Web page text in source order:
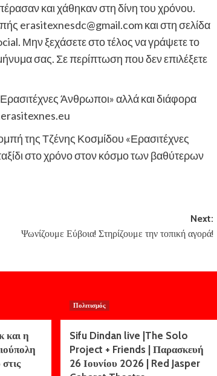
και χάθηκαν στη δίνη του χρόνου.
erasitexnesdc@gmail.com και στη σελίδα
Μην ξεχάσετε στο τέλος να γράψετε το
σας. Σε περίπτωση που δεν επιλέξετε
Άνθρωποι» αλλά και διάφορα
της Τζένης Κοσμίδου «Ερασιτέχνες
στο χρόνο στον κόσμο των βαθύτερων
Next:
Ψωνίζουμε Εύβοια! Στηρίζουμε την τοπική αγορά!
και η
Πολιτισμός
Sifu Dindan live |The Solo
Project + Friends | Παρασκευή
26 Ιουνίου 2026 | Red Jasper